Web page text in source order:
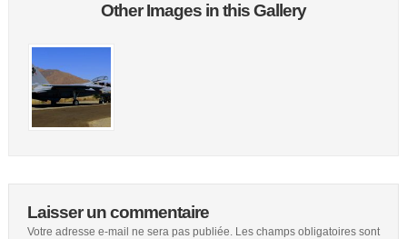
Other Images in this Gallery
Laisser un commentaire
Votre adresse e-mail ne sera pas publiée. Les champs obligatoires sont